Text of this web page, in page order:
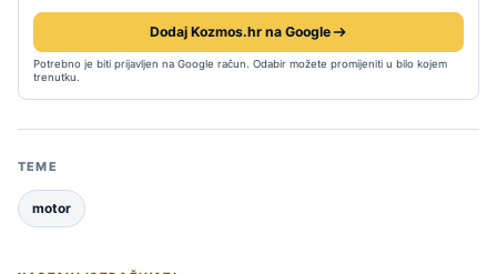
Dodaj Kozmos.hr na Google
Potrebno je biti prijavljen na Google račun. Odabir možete promijeniti u bilo kojem
trenutku.
TEME
motor